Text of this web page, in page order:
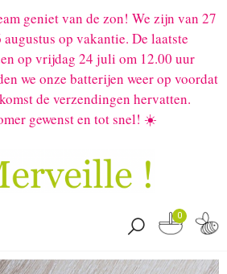
geniet van de zon! We zijn van 27
op vakantie. De laatste
op vrijdag 24 juli om 12.00 uur
we onze batterijen weer op voordat
de verzendingen hervatten.
gewenst en tot snel! ☀️
0